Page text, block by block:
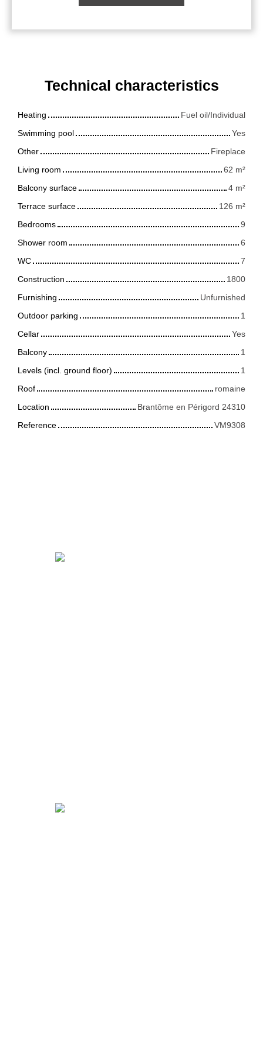
Technical characteristics
Heating
Fuel oil/Individual
Swimming pool
Yes
Other
Fireplace
Living room
62 m²
Balcony surface
4 m²
Terrace surface
126 m²
Bedrooms
9
Shower room
6
WC
7
Construction
1800
Furnishing
Unfurnished
Outdoor parking
1
Cellar
Yes
Balcony
1
Levels (incl. ground floor)
1
Roof
romaine
Location
Brantôme en Périgord 24310
Reference
VM9308